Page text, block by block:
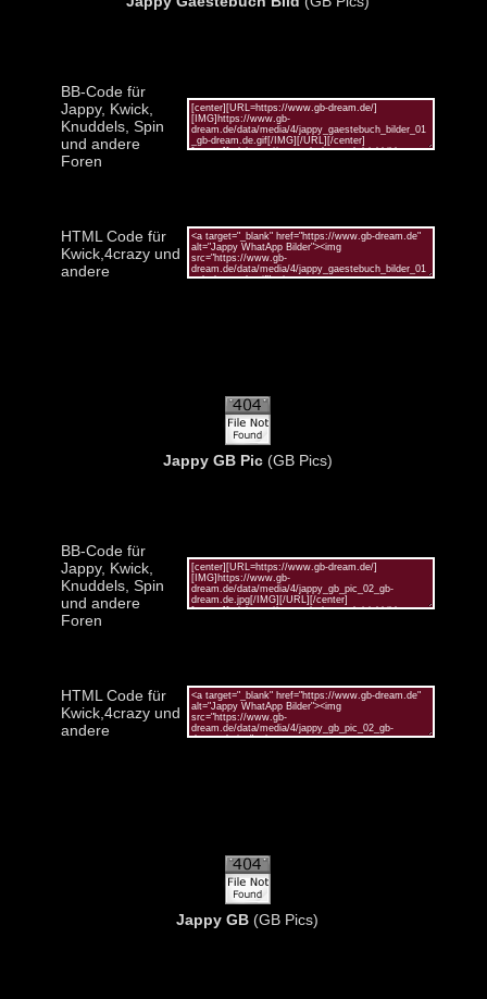
BB-Code für
Jappy, Kwick,
Knuddels, Spin
und andere
Foren
HTML Code für
Kwick,4crazy und
andere
Jappy GB Pic(GB Pics)
BB-Code für
Jappy, Kwick,
Knuddels, Spin
und andere
Foren
HTML Code für
Kwick,4crazy und
andere
Jappy GB (GB Pics)